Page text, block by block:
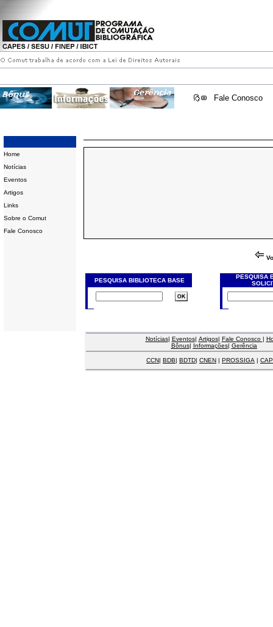
Fale Conosco
Home
Notícias
Eventos
Artigos
Links
Sobre o Comut
Fale Conosco
PESQUISA BIBLIOTECA BASE
PESQUISA
Notícias| Eventos| Artigos| Fale Conosco |
Bônus| Informações| Gerência
CCN| BDB| BDTD| CNEN | PROSSIGA |